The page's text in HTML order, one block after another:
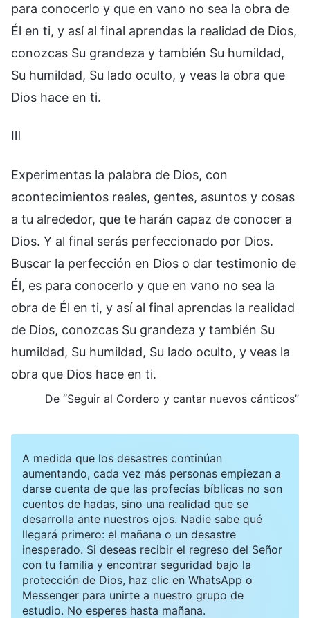
para conocerlo y que en vano no sea la obra de
Él en ti, y así al final aprendas la realidad de Dios,
conozcas Su grandeza y también Su humildad,
Su humildad, Su lado oculto, y veas la obra que
Dios hace en ti.
Ⅲ
Experimentas la palabra de Dios, con
acontecimientos reales, gentes, asuntos y cosas
a tu alrededor, que te harán capaz de conocer a
Dios. Y al final serás perfeccionado por Dios.
Buscar la perfección en Dios o dar testimonio de
Él, es para conocerlo y que en vano no sea la
obra de Él en ti, y así al final aprendas la realidad
de Dios, conozcas Su grandeza y también Su
humildad, Su humildad, Su lado oculto, y veas la
obra que Dios hace en ti.
De “Seguir al Cordero y cantar nuevos cánticos”
A medida que los desastres continúan
aumentando, cada vez más personas empiezan a
darse cuenta de que las profecías bíblicas no son
cuentos de hadas, sino una realidad que se
desarrolla ante nuestros ojos. Nadie sabe qué
llegará primero: el mañana o un desastre
inesperado. Si deseas recibir el regreso del Señor
con tu familia y encontrar seguridad bajo la
protección de Dios, haz clic en WhatsApp o
Messenger para unirte a nuestro grupo de
estudio. No esperes hasta mañana.